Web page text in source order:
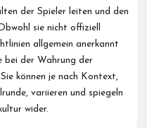
der Spieler leiten und den
sie nicht offiziell
allgemein anerkannt
bei der Wahrung der
können je nach Kontext,
variieren und spiegeln
wider.